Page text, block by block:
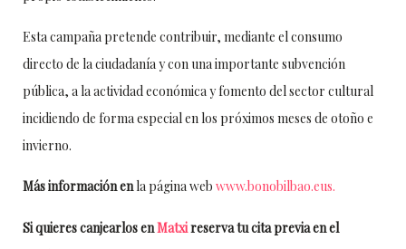
Esta campaña pretende contribuir, mediante el consumo
directo de la ciudadanía y con una importante subvención
pública, a la actividad económica y fomento del sector cultural
incidiendo de forma especial en los próximos meses de otoño e
invierno.
Más información enla página web www.bonobilbao.eus.
Si quieres canjearlos enMatxireserva tu cita previa en el